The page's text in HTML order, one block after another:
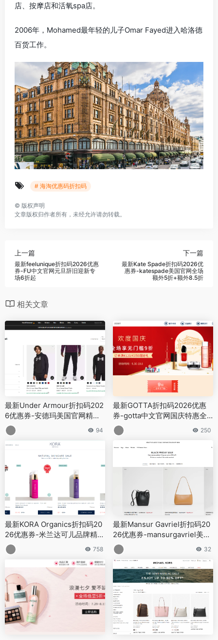
店、按摩店和活氧spa店。
2006年，Mohamed最年轻的儿子Omar Fayed进入哈洛德
百货工作。
# 海淘优惠码折扣码
© 版权声明
文章版权归作者所有，未经允许请勿转载。
上一篇
最新feelunique折扣码2026优惠
券-FU中文官网元旦辞旧迎新专
场6折起
下一篇
最新Kate Spade折扣码2026优
惠券-katespade美国官网全场
额外5折+额外8.5折
相关文章
最新Under Armour折扣码202
6优惠券-安德玛美国官网精选
服饰低至5折+额外5折促销
94
最新GOTTA折扣码2026优惠
券-gotta中文官网国庆特惠全
场无门槛9折+满赠好礼 含税直
邮
250
最新KORA Organics折扣码20
26优惠券-米兰达可儿品牌精选
美妆护肤低至3折促销
758
最新Mansur Gavriel折扣码20
26优惠券-mansurgavriel美国
官网黑五低至4折+额外8折 32